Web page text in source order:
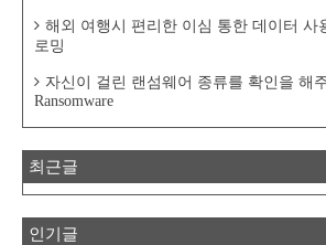
해외 여행시 편리한 이심 통한 데이터 사
로밍
자신이 걸린 랜섬웨어 종류를 확인을 해
Ransomware
최근글
인기글